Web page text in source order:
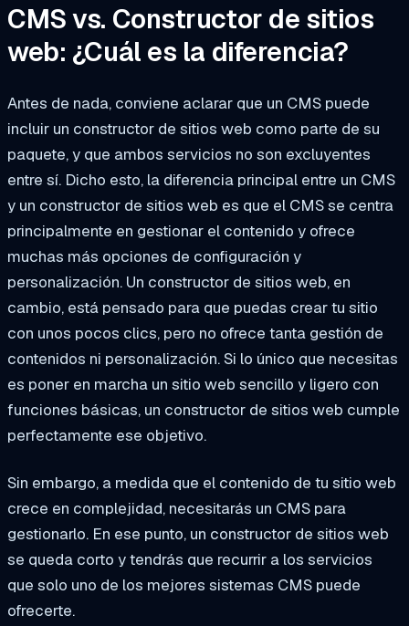
CMS vs. Constructor de sitios
web: ¿Cuál es la diferencia?
Antes de nada, conviene aclarar que un CMS puede
incluir un constructor de sitios web como parte de su
paquete, y que ambos servicios no son excluyentes
entre sí. Dicho esto, la diferencia principal entre un CMS
y un constructor de sitios web es que el CMS se centra
principalmente en gestionar el contenido y ofrece
muchas más opciones de configuración y
personalización. Un constructor de sitios web, en
cambio, está pensado para que puedas crear tu sitio
con unos pocos clics, pero no ofrece tanta gestión de
contenidos ni personalización. Si lo único que necesitas
es poner en marcha un sitio web sencillo y ligero con
funciones básicas, un constructor de sitios web cumple
perfectamente ese objetivo.
Sin embargo, a medida que el contenido de tu sitio web
crece en complejidad, necesitarás un CMS para
gestionarlo. En ese punto, un constructor de sitios web
se queda corto y tendrás que recurrir a los servicios
que solo uno de los mejores sistemas CMS puede
ofrecerte.